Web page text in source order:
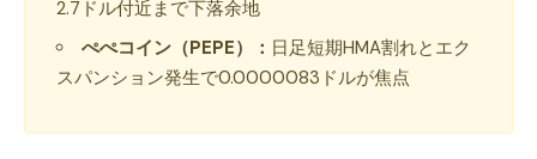
2.7ドル付近まで下落余地
ぺぺコイン（PEPE）： 日足短期HMA割れとエク
スパンション発生で0.0000083ドルが焦点